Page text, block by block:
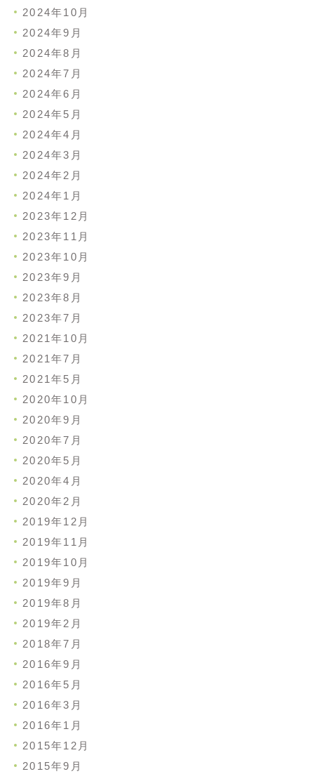
2024年10月
2024年9月
2024年8月
2024年7月
2024年6月
2024年5月
2024年4月
2024年3月
2024年2月
2024年1月
2023年12月
2023年11月
2023年10月
2023年9月
2023年8月
2023年7月
2021年10月
2021年7月
2021年5月
2020年10月
2020年9月
2020年7月
2020年5月
2020年4月
2020年2月
2019年12月
2019年11月
2019年10月
2019年9月
2019年8月
2019年2月
2018年7月
2016年9月
2016年5月
2016年3月
2016年1月
2015年12月
2015年9月